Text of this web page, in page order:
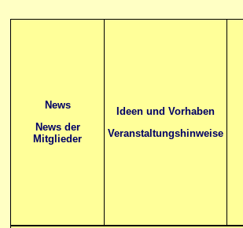
News
News der
Mitglieder
Ideen und Vorhaben
Veranstaltungshinweise